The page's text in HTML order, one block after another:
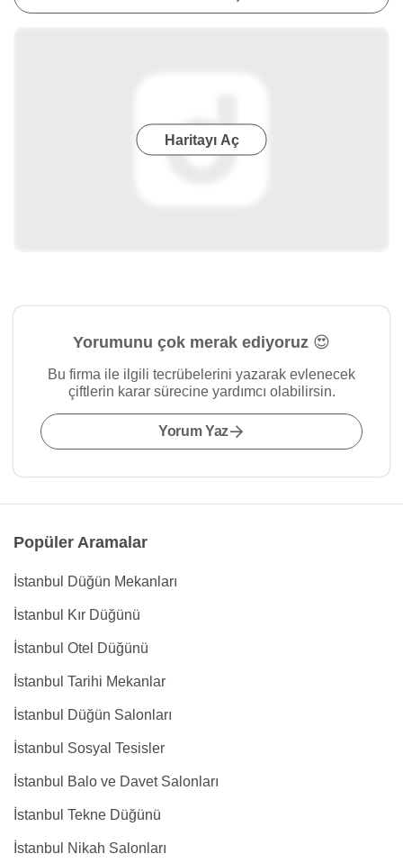
Haritayı Aç
Yorumunu çok merak ediyoruz 😍
Bu firma ile ilgili tecrübelerini yazarak evlenecek
çiftlerin karar sürecine yardımcı olabilirsin.
Yorum Yaz
Popüler Aramalar
İstanbul Düğün Mekanları
İstanbul Kır Düğünü
İstanbul Otel Düğünü
İstanbul Tarihi Mekanlar
İstanbul Düğün Salonları
İstanbul Sosyal Tesisler
İstanbul Balo ve Davet Salonları
İstanbul Tekne Düğünü
İstanbul Nikah Salonları